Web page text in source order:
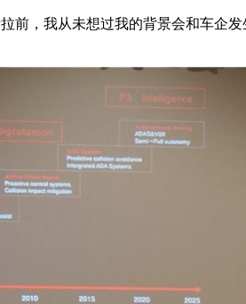
，我从未想过我的背景会和车企